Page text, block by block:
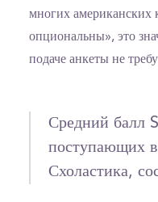
многих американских
опциональны», это
подаче анкеты не
Средний балл
поступающих
Схоластика,